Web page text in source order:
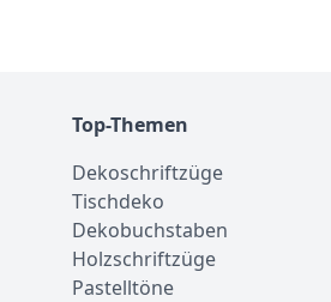
Top-Themen
Dekoschriftzüge
Tischdeko
Dekobuchstaben
Holzschriftzüge
Pastelltöne